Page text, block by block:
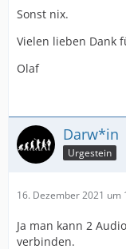
Sonst nix.
Vielen lieben Dank
Olaf
Darw*in
Urgestein
16. Dezember 2021 um
Ja man kann 2
verbinden.